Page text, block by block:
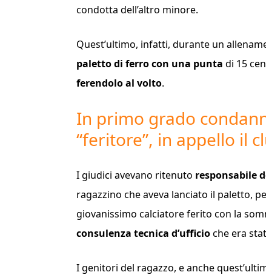
condotta dell’altro minore.
Quest’ultimo, infatti, durante un
paletto di ferro con una punta di 15
ferendolo al volto.
In primo grado
“feritore”, in appello il
I giudici avevano ritenuto responsabile
ragazzino che aveva lanciato il paletto,
giovanissimo calciatore ferito con la
consulenza tecnica d’ufficioche era
I genitori del ragazzo, e anche